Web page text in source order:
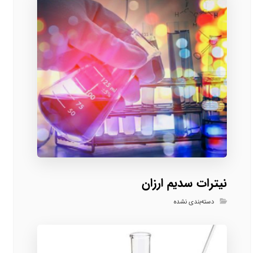
نیترات سدیم ارزان
دسته‌بندی نشده